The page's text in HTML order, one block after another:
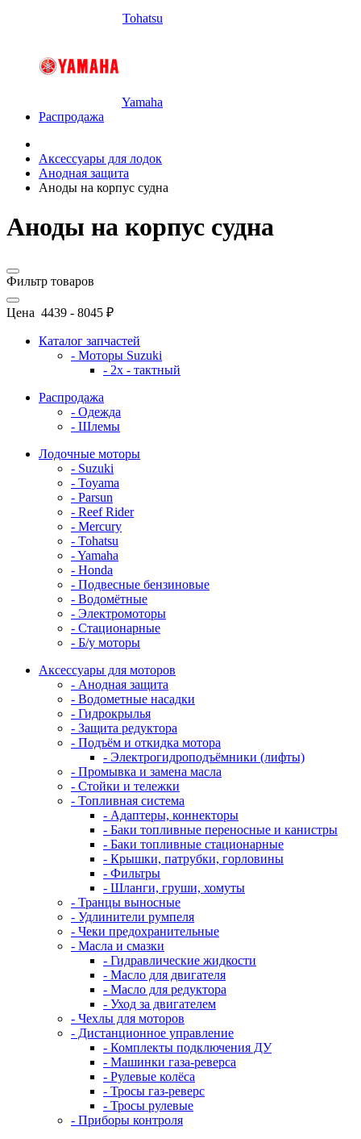
Tohatsu
Yamaha
Распродажа
Аксессуары для лодок
Анодная защита
Аноды на корпус судна
Аноды на корпус судна
Фильтр товаров
Цена 4439 - 8045 ₽
Каталог запчастей
- Моторы Suzuki
- 2x - тактный
Распродажа
- Одежда
- Шлемы
Лодочные моторы
- Suzuki
- Toyama
- Parsun
- Reef Rider
- Mercury
- Tohatsu
- Yamaha
- Honda
- Подвесные бензиновые
- Водомётные
- Электромоторы
- Стационарные
- Б/у моторы
Аксессуары для моторов
- Анодная защита
- Водометные насадки
- Гидрокрылья
- Защита редуктора
- Подъём и откидка мотора
- Электрогидроподъёмники (лифты)
- Промывка и замена масла
- Стойки и тележки
- Топливная система
- Адаптеры, коннекторы
- Баки топливные переносные и канистры
- Баки топливные стационарные
- Крышки, патрубки, горловины
- Фильтры
- Шланги, груши, хомуты
- Транцы выносные
- Удлинители румпеля
- Чеки предохранительные
- Масла и смазки
- Гидравлические жидкости
- Масло для двигателя
- Масло для редуктора
- Уход за двигателем
- Чехлы для моторов
- Дистанционное управление
- Комплекты подключения ДУ
- Машинки газа-реверса
- Рулевые колёса
- Тросы газ-реверс
- Тросы рулевые
- Приборы контроля